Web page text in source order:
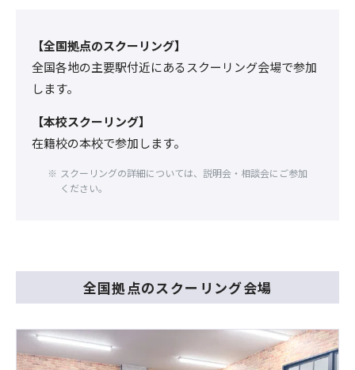
【全国拠点のスクーリング】
全国各地の主要駅付近にあるスクーリング会場で参加
します。
【本校スクーリング】
在籍校の本校で参加します。
スクーリングの詳細については、説明会・相談会にご参加
ください。
全国拠点のスクーリング会場